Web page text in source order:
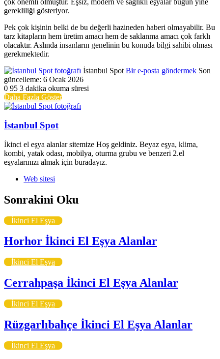
çok önemli olmuştur. Eşsiz, modern ve sağlıklı eşyalar bugün yine
gerekliliği gösteriyor.
Pek çok kişinin belki de bu değerli hazineden haberi olmayabilir. Bu
tarz kitapların hem üretim amacı hem de saklanma amacı çok farklı
olacaktır. Aslında insanların genelinin bu konuda bilgi sahibi olması
gerekmektedir.
İstanbul Spot Bir e-posta göndermek Son
güncelleme: 6 Ocak 2026
0 95 3 dakika okuma süresi
Daha Fazla Göster
İstanbul Spot
İkinci el eşya alanlar sitemize Hoş geldiniz. Beyaz eşya, klima,
kombi, yatak odası, mobilya, oturma grubu ve benzeri 2.el
eşyalarınızı almak için buradayız.
Web sitesi
Sonrakini Oku
İkinci El Eşya
Horhor İkinci El Eşya Alanlar
İkinci El Eşya
Cerrahpaşa İkinci El Eşya Alanlar
İkinci El Eşya
Rüzgarlıbahçe İkinci El Eşya Alanlar
İkinci El Eşya